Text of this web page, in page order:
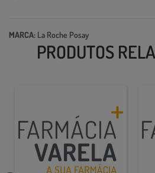
MARCA: La Roche Posay
PRODUTOS